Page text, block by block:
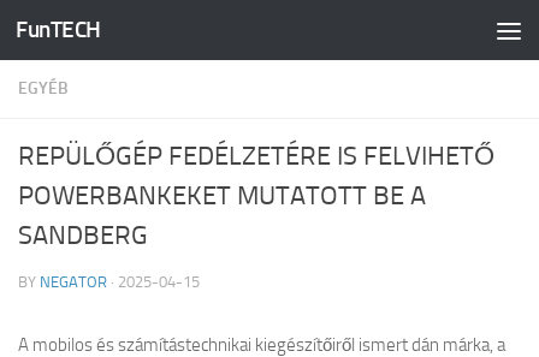
Skip to content
FunTECH
EGYÉB
REPÜLŐGÉP FEDÉLZETÉRE IS FELVIHETŐ
POWERBANKEKET MUTATOTT BE A
SANDBERG
BY NEGATOR · 2025-04-15
A mobilos és számítástechnikai kiegészítőiről ismert dán márka, a